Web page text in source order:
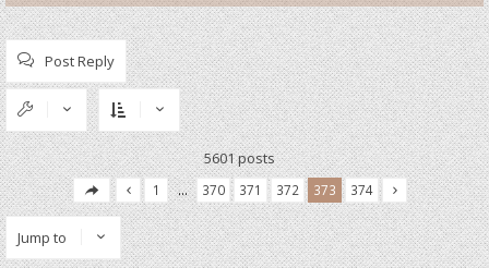
T
o
p
Post Reply
5601 posts
1 … 370 371 372 373 374
Jump to